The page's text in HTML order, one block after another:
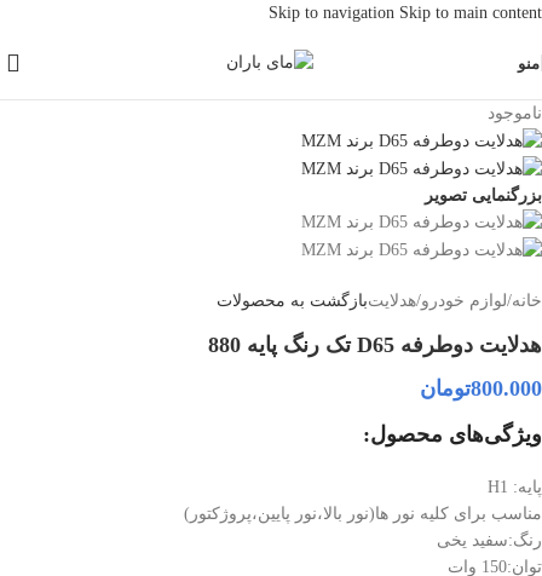
Skip to navigation Skip to main content
منو
ناموجود
بزرگنمایی تصویر
خانه/لوازم خودرو/هدلایتبازگشت به محصولات
هدلایت دوطرفه D65 تک رنگ پایه 880
800.000تومان
ویژگی‌های محصول:
پایه: H1
مناسب برای کلیه نور ها(نور بالا،نور پایین،پروژکتور)
رنگ:سفید یخی
توان:150 وات